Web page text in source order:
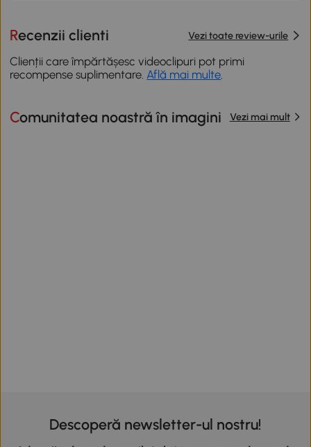
Recenzii clienti Vezi toate review-urile
Clienții care împărtășesc videoclipuri pot primi
recompense suplimentare. Află mai multe
Comunitatea noastră în imagini Vezi mai mult
Descoperă newsletter-ul nostru!